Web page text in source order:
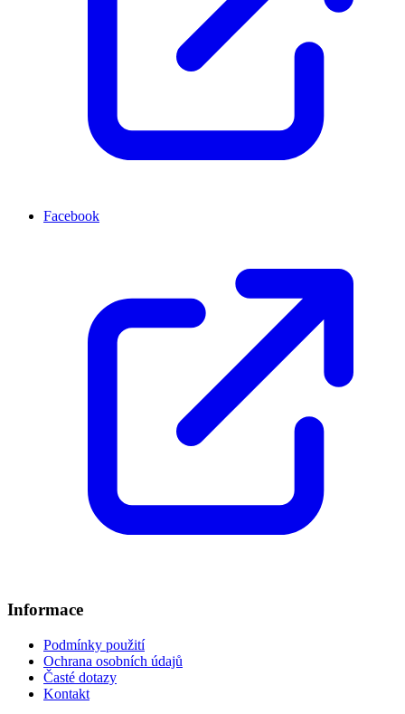
Facebook
Informace
Podmínky použití
Ochrana osobních údajů
Časté dotazy
Kontakt